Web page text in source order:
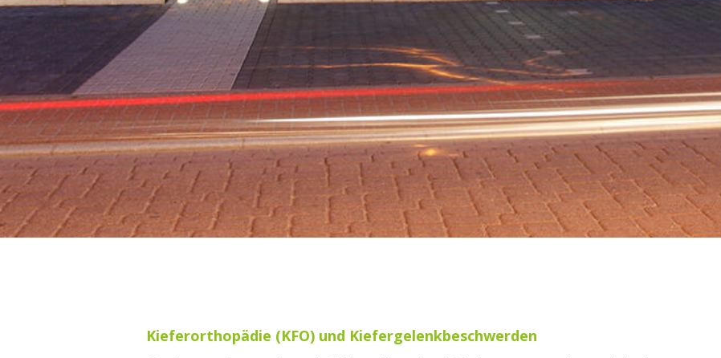
Kieferorthopädie (KFO) und Kiefergelenkbeschwerden